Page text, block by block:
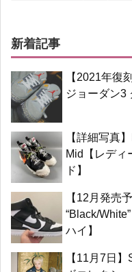
新着記事
【2021年復
ジョーダン3
【詳細写真
Mid【レディ
ド】
【12月発売
“Black/
ハイ】
【11月7日